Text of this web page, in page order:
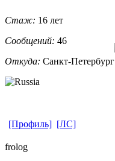
Стаж: 16 лет
Сообщений: 46
Откуда: Санкт-Петерб​ург
[Профиль] [ЛС]
frolog